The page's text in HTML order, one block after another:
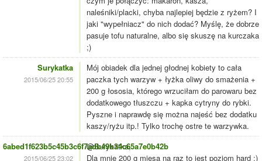
naleśniki/placki, chyba najlepiej będzie z ryżem? I
jaki "wypełniacz" do nich dodać? Myślę, że dobrze
pasuje tofu naturalne, albo się skuszę na kurczaka
;)
Surykatka
2015/06/25 20:55
Mój obiadek dla jednej głodnej kobiety to cała
paczka tych warzyw + łyżka oliwy do smażenia +
200 g łososia, którego wrzuciłam do parowaru bez
dodatkowego tłuszczu + kapka cytryny do rybki.
Pyszne i naprawdę się można najeść bez dodatku
kaszy/ryżu itp.! Tylko trochę ostre te warzywka.
6abed1f623b5c45b3c6f7adb49b34c65a7e0b42b
2015/06/25 23:02
@Surykatka,
Dla mnie 200 g mięsa na raz to jest poziom hard ;)